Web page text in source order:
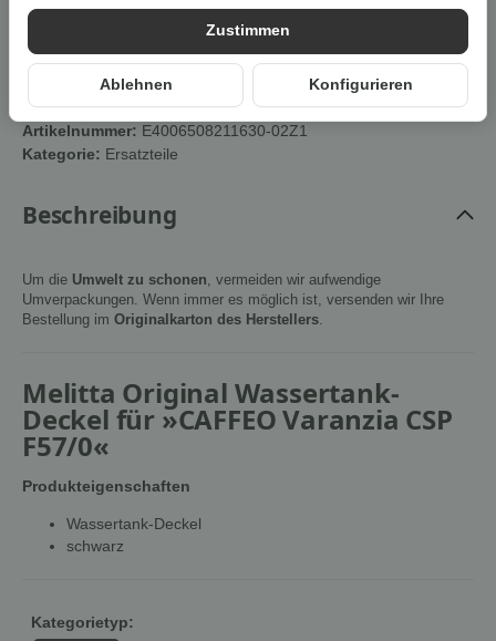
In den Warenkorb
Cookies erlauben
Artikelnummer: E4006508211630-02Z1
Kategorie: Ersatzteile
Beschreibung
Um die Umwelt zu schonen, vermeiden wir aufwendige
Umverpackungen. Wenn immer es möglich ist, versenden wir Ihre
Bestellung im Originalkarton des Herstellers.
Melitta Original Wassertank-
Deckel für »CAFFEO Varanzia CSP
F57/0«
Produkteigenschaften
Wassertank-Deckel
schwarz
Kategorietyp:
Zustimmen
Ablehnen Konfigurieren